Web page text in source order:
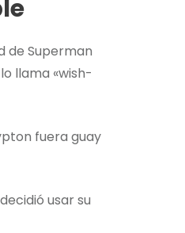
de Superman
llama «wish-
fuera guay
usar su